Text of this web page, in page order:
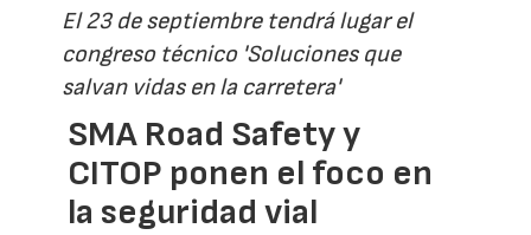
El 23 de septiembre tendrá lugar el
congreso técnico 'Soluciones que
salvan vidas en la carretera'
SMA Road Safety y
CITOP ponen el foco en
la seguridad vial